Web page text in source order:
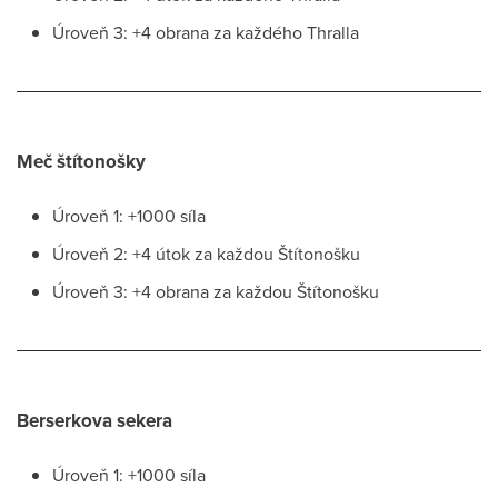
Úroveň 3: +4 obrana za každého Thralla
Meč štítonošky
Úroveň 1: +1000 síla
Úroveň 2: +4 útok za každou Štítonošku
Úroveň 3: +4 obrana za každou Štítonošku
Berserkova sekera
Úroveň 1: +1000 síla